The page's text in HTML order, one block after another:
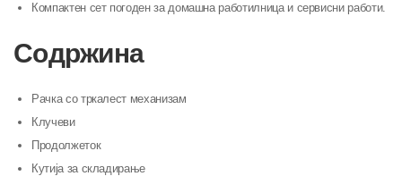
Компактен сет погоден за домашна работилница и сервисни работи.
Содржина
Рачка со тркалест механизам
Клучеви
Продолжеток
Кутија за складирање